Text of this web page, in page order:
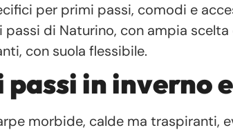
per primi passi, comodi e
di Naturino, con ampia scelta
con suola flessibile.
passi in inverno
morbide, calde ma traspiranti,